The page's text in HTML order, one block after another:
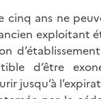
cinq ans ne
exploitant
d’être
jusqu’à